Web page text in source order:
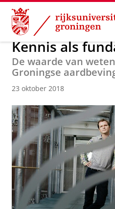
Skip
Content
Skip
Navigation
Over ons Actueel Nieuws
Kennis als
De waarde van
Groningse
23 oktober 2018